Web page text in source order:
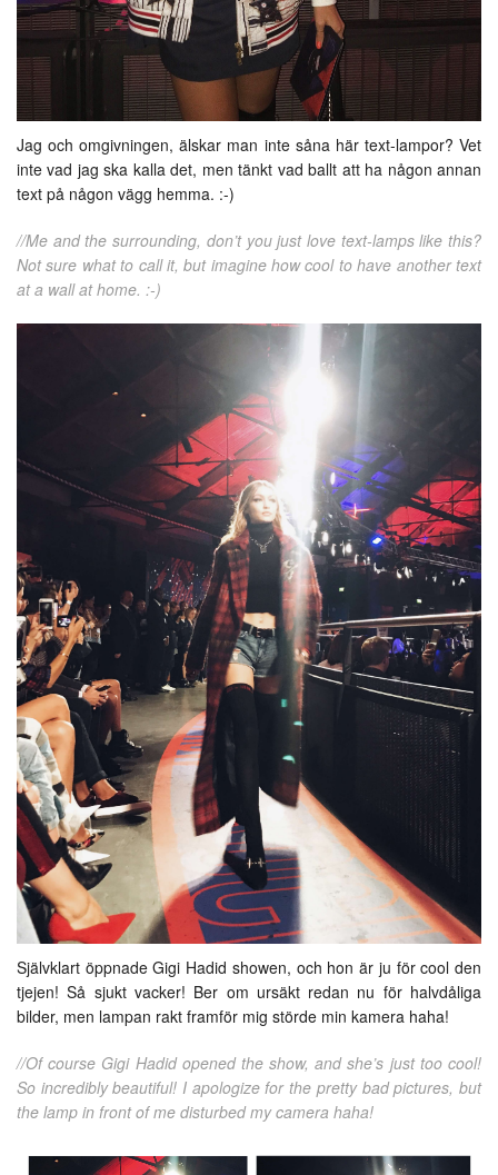
Jag och omgivningen, älskar man inte såna här text-lampor? Vet
inte vad jag ska kalla det, men tänkt vad ballt att ha någon annan
text på någon vägg hemma. :-)
//Me and the surrounding, don’t you just love text-lamps like this?
Not sure what to call it, but imagine how cool to have another text
at a wall at home. :-)
Självklart öppnade Gigi Hadid showen, och hon är ju för cool den
tjejen! Så sjukt vacker! Ber om ursäkt redan nu för halvdåliga
bilder, men lampan rakt framför mig störde min kamera haha!
//Of course Gigi Hadid opened the show, and she’s just too cool!
So incredibly beautiful! I apologize for the pretty bad pictures, but
the lamp in front of me disturbed my camera haha!